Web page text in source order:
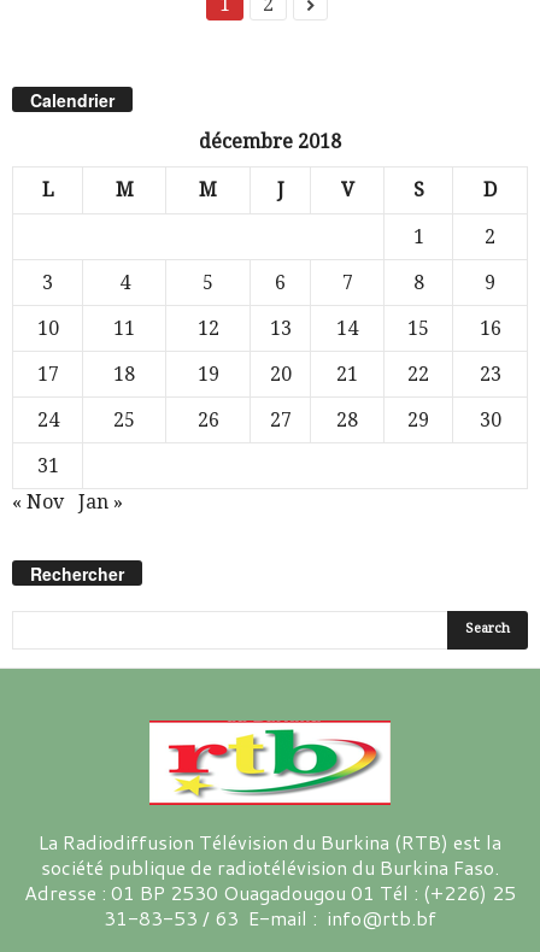
Calendrier
décembre 2018
L M M J V S D
1
2
3
4 5 6 7 8
9
10
11 12 13 14 15
16
17
18 19 20 21 22
23
24
25 26 27 28 29
30
31
« Nov
Jan »
Rechercher
La Radiodiffusion Télévision du Burkina (RTB) est la
société publique de radiotélévision du Burkina Faso.
Adresse : 01 BP 2530 Ouagadougou 01 Tél : (+226) 25
31-83-53 / 63 E-mail : info@rtb.bf